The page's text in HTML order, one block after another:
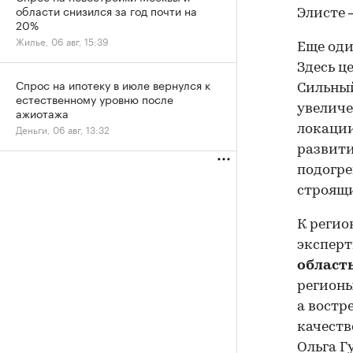
Элисте
Еще
Здесь
К
а
Ольга
области снизился за год почти на
20%
Жилье, 06 авг, 15:39
Спрос на ипотеку в июле вернулся к
естественному уровню после
ажиотажа
Деньги, 06 авг, 13:32